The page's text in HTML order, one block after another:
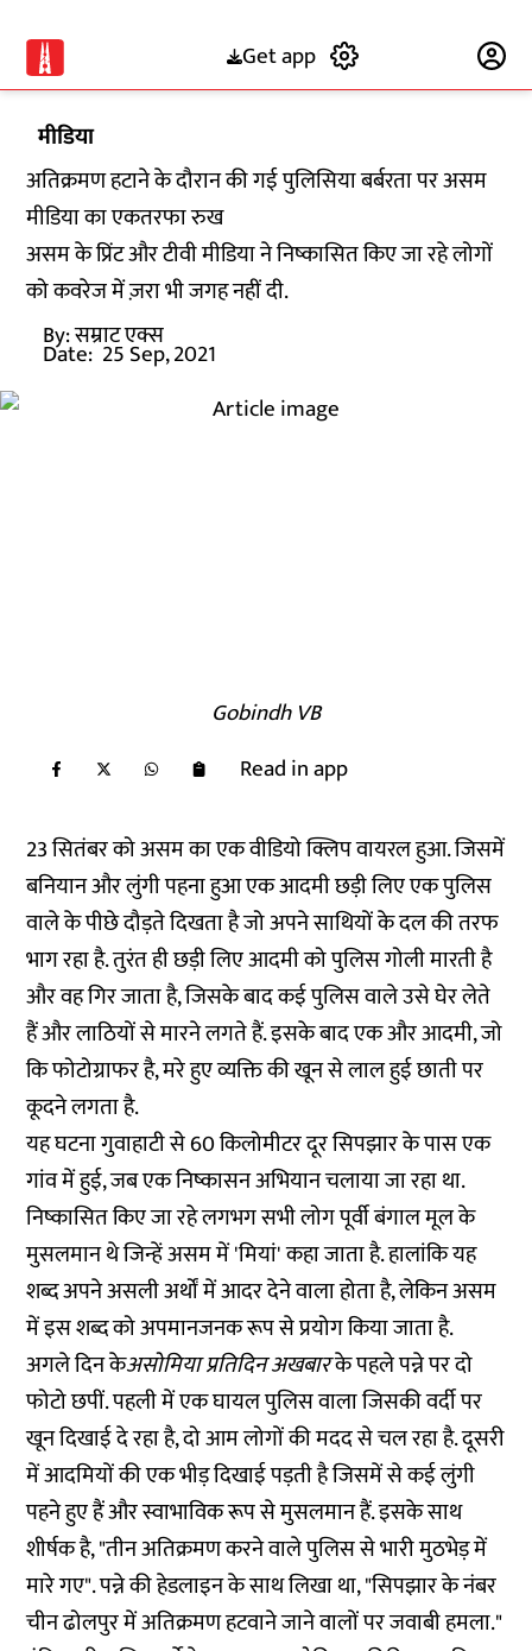
Get app
मीडिया
अतिक्रमण हटाने के दौरान की गई पुलिसिया बर्बरता पर असम
मीडिया का एकतरफा रुख
असम के प्रिंट और टीवी मीडिया ने निष्कासित किए जा रहे लोगों
को कवरेज में ज़रा भी जगह नहीं दी.
By:सम्राट एक्स
Date: 25 Sep, 2021
Gobindh VB
Read in app
23 सितंबर को असम का एक वीडियो क्लिप वायरल हुआ. जिसमें
बनियान और लुंगी पहना हुआ एक आदमी छड़ी लिए एक पुलिस
वाले के पीछे दौड़ते दिखता है जो अपने साथियों के दल की तरफ
भाग रहा है. तुरंत ही छड़ी लिए आदमी को पुलिस गोली मारती है
और वह गिर जाता है, जिसके बाद कई पुलिस वाले उसे घेर लेते
हैं और लाठियों से मारने लगते हैं. इसके बाद एक और आदमी, जो
कि फोटोग्राफर है, मरे हुए व्यक्ति की खून से लाल हुई छाती पर
कूदने लगता है.
यह घटना गुवाहाटी से 60 किलोमीटर दूर सिपझार के पास एक
गांव में हुई, जब एक निष्कासन अभियान चलाया जा रहा था.
निष्कासित किए जा रहे लगभग सभी लोग पूर्वी बंगाल मूल के
मुसलमान थे जिन्हें असम में 'मियां' कहा जाता है. हालांकि यह
शब्द अपने असली अर्थों में आदर देने वाला होता है, लेकिन असम
में इस शब्द को अपमानजनक रूप से प्रयोग किया जाता है.
अगले दिन केअसोमिया प्रतिदिन अखबारके पहले पन्ने पर दो
फोटो छपीं. पहली में एक घायल पुलिस वाला जिसकी वर्दी पर
खून दिखाई दे रहा है, दो आम लोगों की मदद से चल रहा है. दूसरी
में आदमियों की एक भीड़ दिखाई पड़ती है जिसमें से कई लुंगी
पहने हुए हैं और स्वाभाविक रूप से मुसलमान हैं. इसके साथ
शीर्षक है, "तीन अतिक्रमण करने वाले पुलिस से भारी मुठभेड़ में
मारे गए". पन्ने की हेडलाइन के साथ लिखा था, "सिपझार के नंबर
चीन ढोलपुर में अतिक्रमण हटवाने जाने वालों पर जवाबी हमला."